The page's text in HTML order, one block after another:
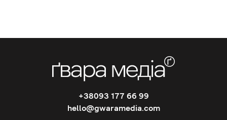
+38093 177 66 99
hello@gwaramedia.com